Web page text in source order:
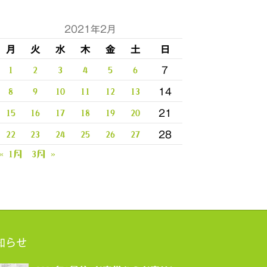
2021年2月
月
火 水 木 金 土 日
1 2 3 4 5 6 7
8 9 10 11 12 13 14
15 16 17 18 19 20 21
22 23 24 25 26 27 28
« 1月 3月 »
らせ